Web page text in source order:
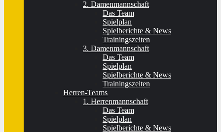
2. Damenmannschaft
Das Team
Spielplan
Spielberichte & News
Trainingszeiten
3. Damenmannschaft
Das Team
Spielplan
Spielberichte & News
Trainingszeiten
Herren-Teams
1. Herrenmannschaft
Das Team
Spielplan
Spielberichte & News